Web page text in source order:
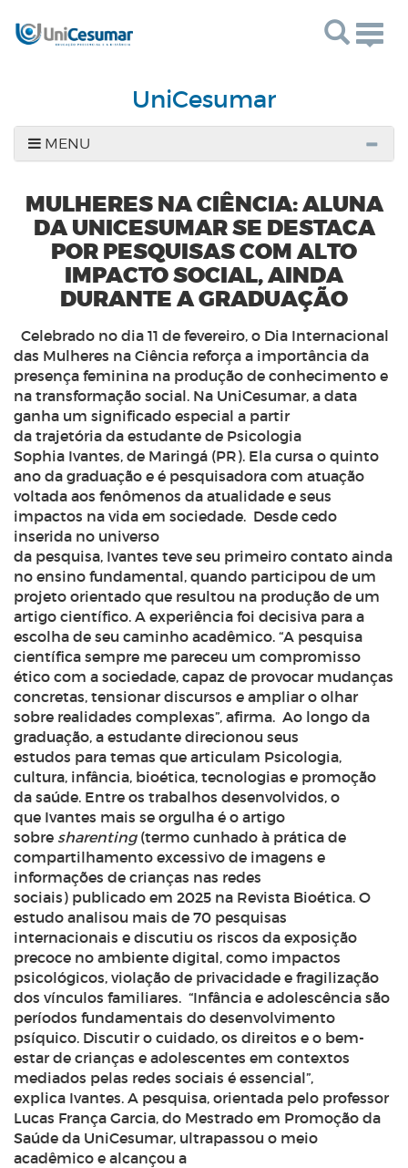
UniCesumar
MENU
MULHERES NA CIÊNCIA: ALUNA
DA UNICESUMAR SE DESTACA
POR PESQUISAS COM ALTO
IMPACTO SOCIAL, AINDA
DURANTE A GRADUAÇÃO
Celebrado no dia 11 de fevereiro, o Dia Internacional
das Mulheres na Ciência reforça a importância da
presença feminina na produção de conhecimento e
na transformação social. Na UniCesumar, a data
ganha um significado especial a partir
da trajetória da estudante de Psicologia
Sophia Ivantes, de Maringá (PR). Ela cursa o quinto
ano da graduação e é pesquisadora com atuação
voltada aos fenômenos da atualidade e seus
impactos na vida em sociedade. Desde cedo
inserida no universo
da pesquisa, Ivantes teve seu primeiro contato ainda
no ensino fundamental, quando participou de um
projeto orientado que resultou na produção de um
artigo científico. A experiência foi decisiva para a
escolha de seu caminho acadêmico. “A pesquisa
científica sempre me pareceu um compromisso
ético com a sociedade, capaz de provocar mudanças
concretas, tensionar discursos e ampliar o olhar
sobre realidades complexas”, afirma. Ao longo da
graduação, a estudante direcionou seus
estudos para temas que articulam Psicologia,
cultura, infância, bioética, tecnologias e promoção
da saúde. Entre os trabalhos desenvolvidos, o
que Ivantes mais se orgulha é o artigo
sobre sharenting(termo cunhado à prática de
compartilhamento excessivo de imagens e
informações de crianças nas redes
sociais) publicado em 2025 na Revista Bioética. O
estudo analisou mais de 70 pesquisas
internacionais e discutiu os riscos da exposição
precoce no ambiente digital, como impactos
psicológicos, violação de privacidade e fragilização
dos vínculos familiares. “Infância e adolescência são
períodos fundamentais do desenvolvimento
psíquico. Discutir o cuidado, os direitos e o bem-
estar de crianças e adolescentes em contextos
mediados pelas redes sociais é essencial”,
explica Ivantes. A pesquisa, orientada pelo professor
Lucas França Garcia, do Mestrado em Promoção da
Saúde da UniCesumar, ultrapassou o meio
acadêmico e alcançou a